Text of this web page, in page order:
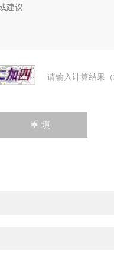
请输入计算结果